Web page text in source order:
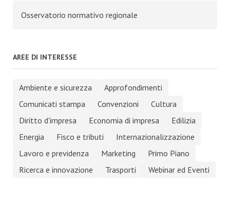
Osservatorio normativo regionale
AREE DI INTERESSE
Ambiente e sicurezza
Approfondimenti
Comunicati stampa
Convenzioni
Cultura
Diritto d'impresa
Economia di impresa
Edilizia
Energia
Fisco e tributi
Internazionalizzazione
Lavoro e previdenza
Marketing
Primo Piano
Ricerca e innovazione
Trasporti Webinar ed Eventi